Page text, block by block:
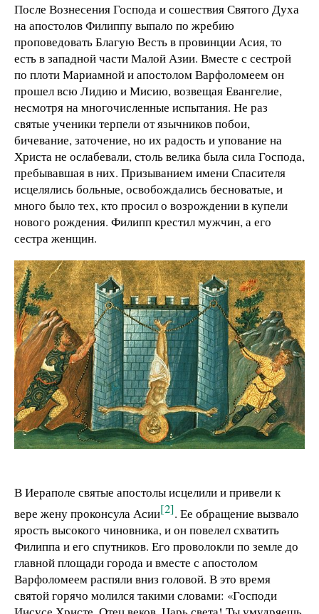
После Вознесения Господа и сошествия Святого Духа
на апостолов Филиппу выпало по жребию
проповедовать Благую Весть в провинции Асия, то
есть в западной части Малой Азии. Вместе с сестрой
по плоти Мариамной и апостолом Варфоломеем он
прошел всю Лидию и Мисию, возвещая Евангелие,
несмотря на многочисленные испытания. Не раз
святые ученики терпели от язычников побои,
бичевание, заточение, но их радость и упование на
Христа не ослабевали, столь велика была сила Господа,
пребывавшая в них. Призыванием имени Спасителя
исцелялись больные, освобождались бесноватые, и
много было тех, кто просил о возрождении в купели
нового рождения. Филипп крестил мужчин, а его
сестра женщин.
В Иераполе святые апостолы исцелили и привели к
вере жену проконсула Асии[2]. Ее обращение вызвало
ярость высокого чиновника, и он повелел схватить
Филиппа и его спутников. Его проволокли по земле до
главной площади города и вместе с апостолом
Варфоломеем распяли вниз головой. В это время
святой горячо молился такими словами: «Господи